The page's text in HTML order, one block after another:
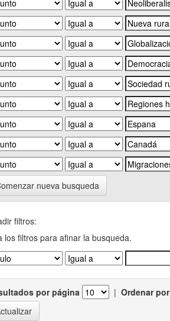
nueva busqueda
filtros:
los filtros para afinar la busqueda.
por página | Ordenar por